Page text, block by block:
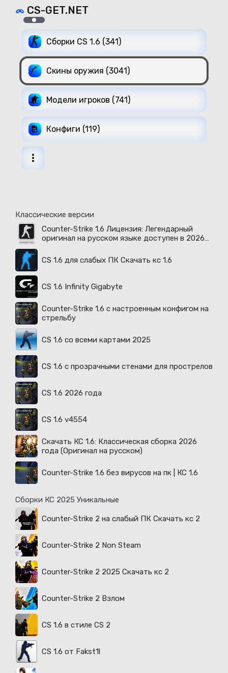
CS-GET.NET
Сборки CS 1.6 (341)
Скины оружия (3041)
Модели игроков (741)
Конфиги (119)
Классические версии
Counter-Strike 1.6 Лицензия: Легендарный
оригинал на русском языке доступен в 2026
CS 1.6 для слабых ПК Скачать кс 1.6
CS 1.6 Infinity Gigabyte
Counter-Strike 1.6 с настроенным конфигом на
стрельбу
CS 1.6 со всеми картами 2025
CS 1.6 с прозрачными стенами для прострелов
CS 1.6 2026 года
CS 1.6 v4554
Скачать КС 1.6: Классическая сборка 2026
года (Оригинал на русском)
Counter-Strike 1.6 без вирусов на пк | КС 1.6
Сборки КС 2025 Уникальные
Counter-Strike 2 на слабый ПК Скачать кс 2
Counter-Strike 2 Non Steam
Counter-Strike 2 2025 Скачать кс 2
Counter-Strike 2 Взлом
CS 1.6 в стиле CS 2
CS 1.6 от Fakst1l